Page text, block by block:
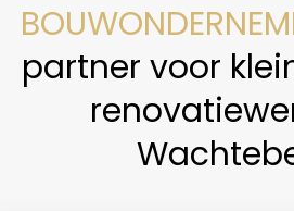
partner voor